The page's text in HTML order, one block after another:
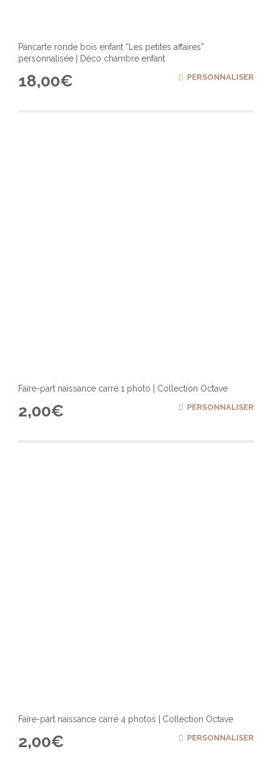
Pancarte ronde bois enfant “Les petites affaires”
personnalisée | Déco chambre enfant
18,00€ PERSONNALISER
Faire-part naissance carré 1 photo | Collection Octave
2,00€ PERSONNALISER
Faire-part naissance carré 4 photos | Collection Octave
2,00€ PERSONNALISER